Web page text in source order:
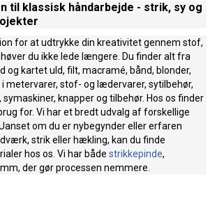
til klassisk håndarbejde - strik, sy og
for at udtrykke din kreativitet gennem stof,
du ikke lede længere. Du finder alt fra
og kartet uld, filt, macramé, bånd, blonder,
metervarer, stof- og lædervarer, sytilbehør,
knapper og tilbehør. Hos os finder
for. Vi har et bredt udvalg af forskellige
om du er nybegynder eller erfaren
strik eller hækling, kan du finde
hos os. Vi har både strikkepinde,
mm, der gør processen nemmere.